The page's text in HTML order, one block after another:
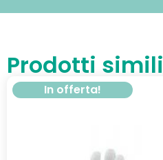
Prodotti simili
In offerta!